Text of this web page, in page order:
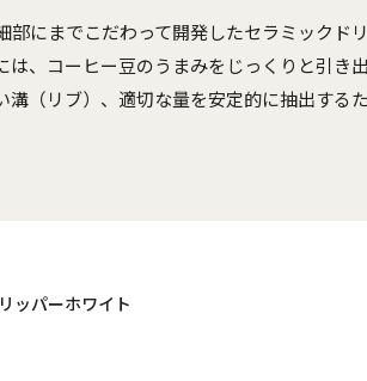
部にまでこだわって開発したセラミックド
は、コーヒー豆のうまみをじっくりと引き
溝（リブ）、適切な量を安定的に抽出する
ッパーホワイト